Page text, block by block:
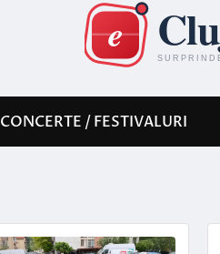
CONCERTE / FESTIVALURI